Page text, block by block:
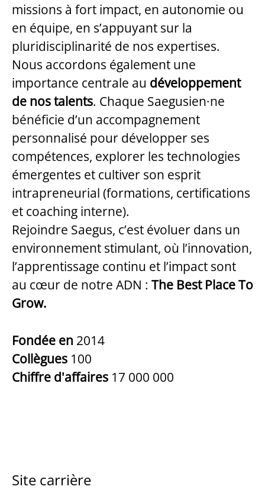
missions à fort impact, en autonomie ou
en équipe, en s’appuyant sur la
pluridisciplinarité de nos expertises.
Nous accordons également une
importance centrale au développement
de nos talents. Chaque Saegusien·ne
bénéficie d’un accompagnement
personnalisé pour développer ses
compétences, explorer les technologies
émergentes et cultiver son esprit
intrapreneurial (formations, certifications
et coaching interne).
Rejoindre Saegus, c’est évoluer dans un
environnement stimulant, où l’innovation,
l’apprentissage continu et l’impact sont
au cœur de notre ADN : The Best Place To
Grow.
Fondée en 2014
Collègues 100
Chiffre d'affaires 17 000 000
Site carrière